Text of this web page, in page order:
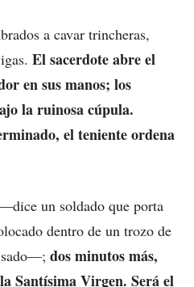
a cavar trincheras,
El sacerdote abre el
en sus manos; los
la ruinosa cúpula.
el teniente ordena
un soldado que porta
dentro de un trozo de
dos minutos más,
Santísima Virgen. Será el